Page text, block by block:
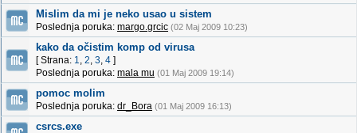
Mislim da mi je neko usao u sistem
Poslednja poruka: margo.grcic (02 Maj 2009 10:23)
kako da očistim komp od virusa
[ Strana: 1, 2, 3, 4 ]
Poslednja poruka: mala mu (01 Maj 2009 19:14)
pomoc molim
Poslednja poruka: dr_Bora (01 Maj 2009 16:13)
csrcs.exe